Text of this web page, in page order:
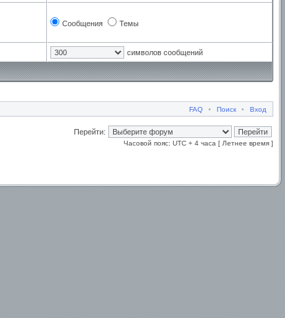
Сообщения Темы
символов сообщений
FAQ • Поиск • Вход
Перейти:
Часовой пояс: UTC + 4 часа [ Летнее время ]